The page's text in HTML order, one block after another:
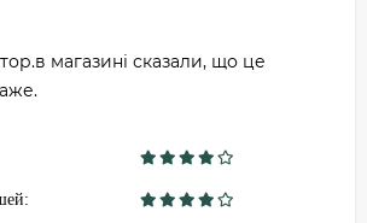
магазині сказали, що це